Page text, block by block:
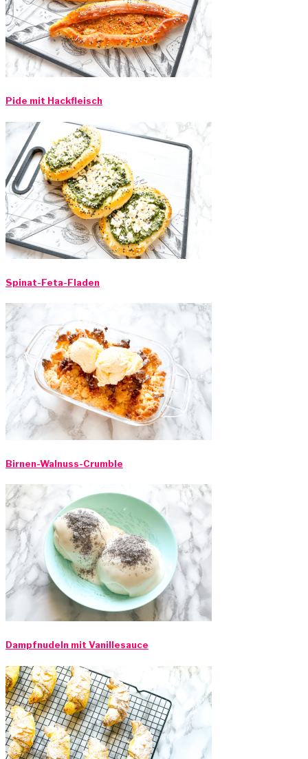
Pide mit Hackfleisch
Spinat-Feta-Fladen
Birnen-Walnuss-Crumble
Dampfnudeln mit Vanillesauce